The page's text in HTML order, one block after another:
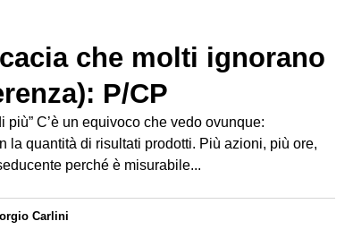
che molti ignorano
P/CP
più” C’è un equivoco che vedo ovunque:
la quantità di risultati prodotti. Più azioni, più ore,
perché è misurabile...
Carlini